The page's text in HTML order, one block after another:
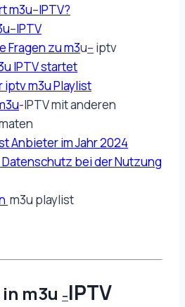
m3u–IPTV?
–IPTV
Fragen zu m3u– iptv
IPTV startet
iptv m3u Playlist
-IPTV mit anderen
Anbieter im Jahr 2024
bei der Nutzung
m3u playlist
m3u –IPTV